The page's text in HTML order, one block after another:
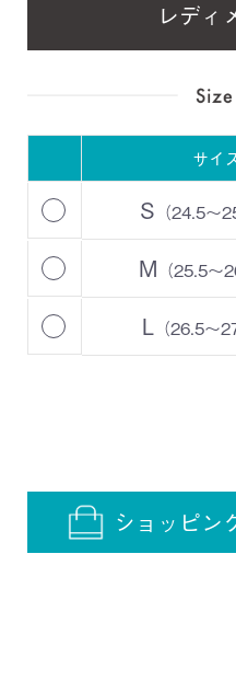
レディ
サイ
S （24.5～
M （25.5～
L（26.5～
ショッピン